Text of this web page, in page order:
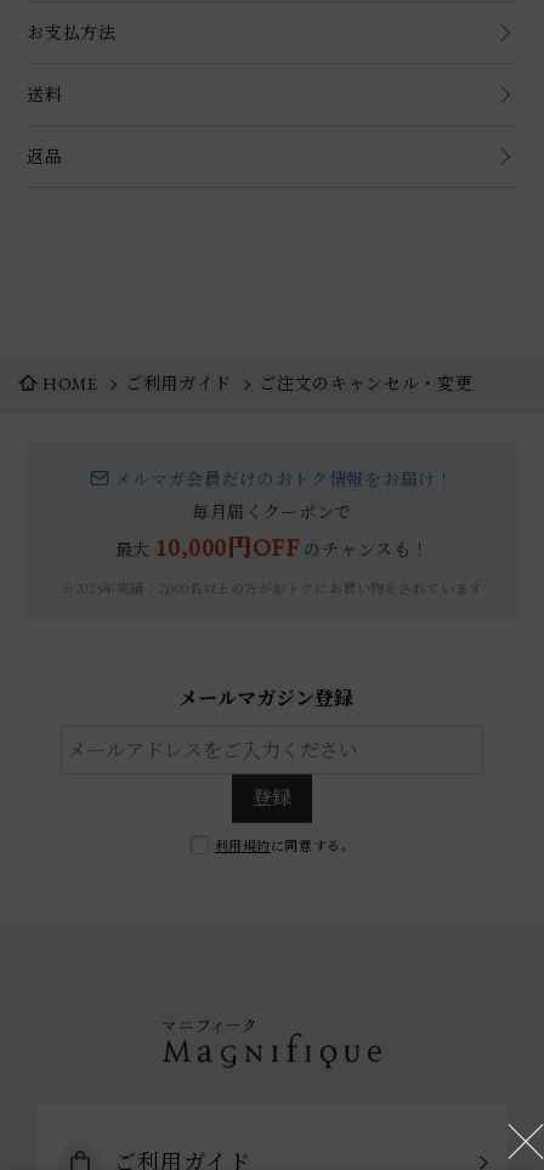
お支払方法
送料
返品
HOME ご利用ガイド ご注文のキャンセル・変更
メルマガ会員だけのおトク情報をお届け！
毎月届くクーポンで
最大 10,000円OFF のチャンスも！
※2025年実績：2,000名以上の方がおトクにお買い物をされています
メールマガジン登録
登録
利用規約 に同意する。
ご利用ガイド